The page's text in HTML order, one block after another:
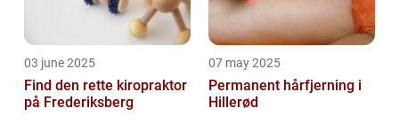
03 june 2025
Find den rette kiropraktor
på Frederiksberg
07 may 2025
Permanent hårfjerning i
Hillerød